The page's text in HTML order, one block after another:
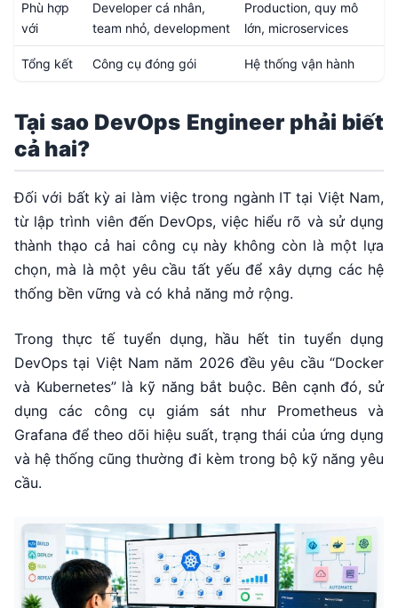
Phù hợp
với
Developer cá nhân,
team nhỏ, development
Production, quy mô
lớn, microservices
Tổng kết Công cụ đóng gói Hệ thống vận hành
Tại sao DevOps Engineer phải biết
cả hai?
Đối với bất kỳ ai làm việc trong ngành IT tại Việt Nam,
từ lập trình viên đến DevOps, việc hiểu rõ và sử dụng
thành thạo cả hai công cụ này không còn là một lựa
chọn, mà là một yêu cầu tất yếu để xây dựng các hệ
thống bền vững và có khả năng mở rộng.
Trong thực tế tuyển dụng, hầu hết tin tuyển dụng
DevOps tại Việt Nam năm 2026 đều yêu cầu “Docker
và Kubernetes” là kỹ năng bắt buộc. Bên cạnh đó, sử
dụng các công cụ giám sát như Prometheus và
Grafana để theo dõi hiệu suất, trạng thái của ứng dụng
và hệ thống cũng thường đi kèm trong bộ kỹ năng yêu
cầu.